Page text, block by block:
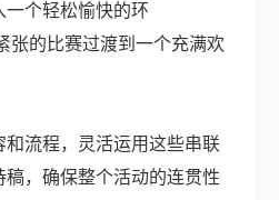
个轻松愉快的环
张的比赛过渡到一个充满欢
流程，灵活运用这些串联
，确保整个活动的连贯性